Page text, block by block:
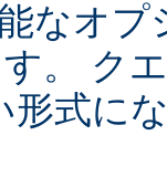
なオ
。 ク
形式に